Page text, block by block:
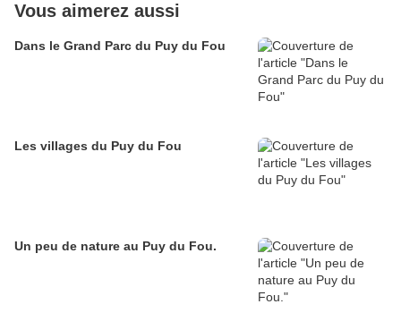
Vous aimerez aussi
Dans le Grand Parc du Puy du Fou
Les villages du Puy du Fou
Un peu de nature au Puy du Fou.